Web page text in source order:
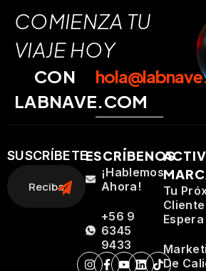
COMIENZA TU
VIAJE HOY
CON
LABNAVE.COM
SUSCRÍBETEESCRÍBENOS
¡Hablemos
Ahora!
+56 9
6345
9433
Tu
Cliente
Espera
De